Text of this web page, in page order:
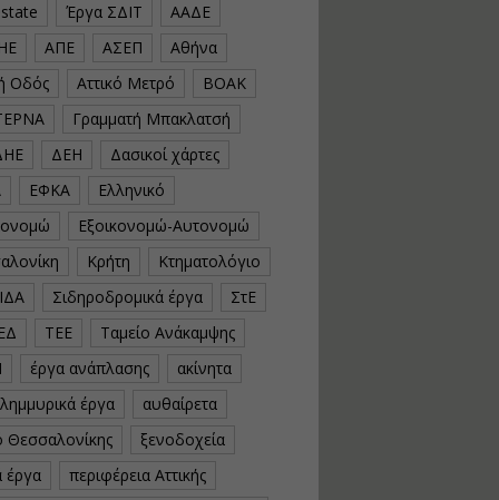
Έργα ΣΔΙΤ
ΑΑΔΕ
ΑΠΕ ΑΣΕΠ
Αθήνα
Οδός
Αττικό Μετρό
ΒΟΑΚ
Γραμματή Μπακλατσή
ΔΕΗ
Δασικοί χάρτες
ΕΦΚΑ
Ελληνικό
Εξοικονομώ-Αυτονομώ
Κρήτη
Κτηματολόγιο
Σιδηροδρομικά έργα
ΣτΕ
ΤΕΕ
Ταμείο Ανάκαμψης
έργα ανάπλασης
ακίνητα
έργα
αυθαίρετα
Θεσσαλονίκης
ξενοδοχεία
έργα
περιφέρεια Αττικής
Εισηγητής:
Τιμή από: €230.00
Διάρκεια: 16 ώρες
Εισηγητής:
Τιμή από: €275.00